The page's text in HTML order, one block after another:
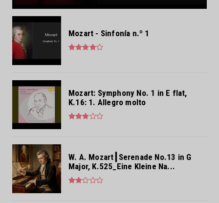
Mozart - Sinfonía n.º 1
Mozart: Symphony No. 1 in E flat,
K.16: 1. Allegro molto
W. A. Mozart┃Serenade No.13 in G
Major, K.525_Eine Kleine Na...